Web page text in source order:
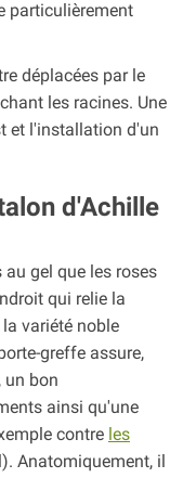
particulièrement
déplacées par le
les racines. Une
et l'installation d'un
d'Achille
gel que les roses
qui relie la
variété noble
greffe assure,
un bon
ainsi qu'une
contre les
Anatomiquement, il